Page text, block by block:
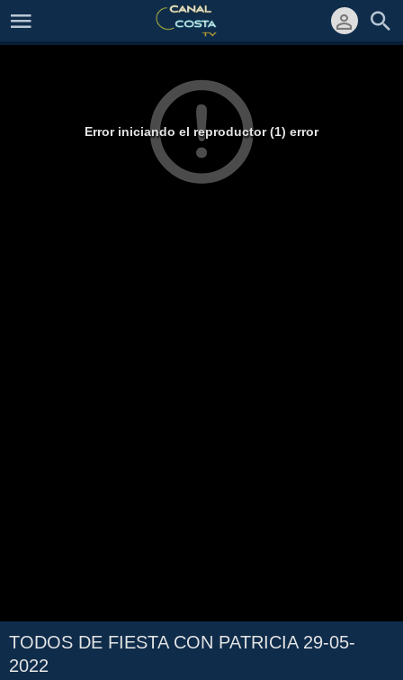
Error iniciando el reproductor (1) error
TODOS DE FIESTA CON PATRICIA 29-05-
2022